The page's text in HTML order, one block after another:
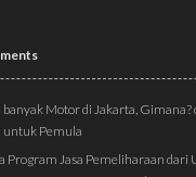
banyak Motor di Jakarta, Gimana?
Pemula
Program Jasa Pemeliharaan dari